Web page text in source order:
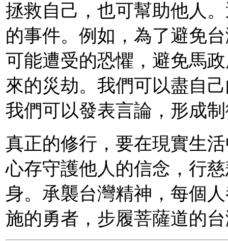
拯救自己，也可幫助他人
的事件。例如，為了避免
可能遭受的恐懼，避免馬
來的災劫。我們可以盡自
我們可以發表言論，形成
真正的修行，要在現實生
心存守護他人的信念，行
身。承襲台灣精神，每個
施的勇者，步履菩薩道的